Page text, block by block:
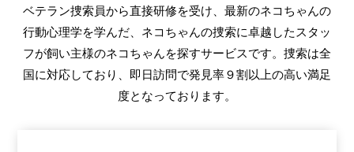
ベテラン捜索員から直接研修を受け、最新のネコちゃんの
行動心理学を学んだ、ネコちゃんの捜索に卓越したスタッ
フが飼い主様のネコちゃんを探すサービスです。捜索は全
国に対応しており、即日訪問で発見率９割以上の高い満足
度となっております。